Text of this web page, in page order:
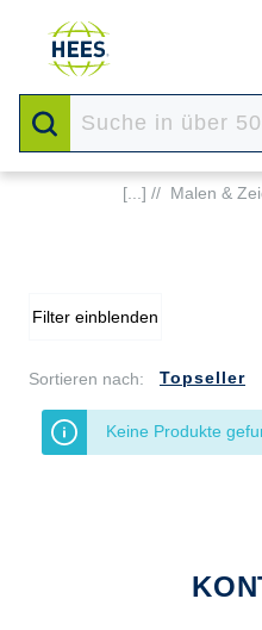
[...] // Malen &
Filter einblenden
Sortieren nach:
Keine Produkte